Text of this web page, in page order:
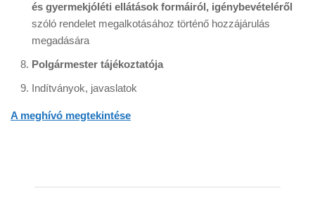
és gyermekjóléti ellátások formáiról, igénybevételéről
szóló rendelet megalkotásához történő hozzájárulás
megadására
Polgármester tájékoztatója
Indítványok, javaslatok
A meghívó megtekintése